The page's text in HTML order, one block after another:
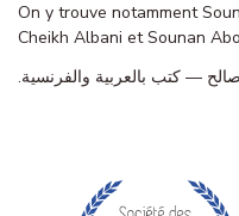
On y trouve notamment
Cheikh Albani et Sounan
— كتب بالعربية والفرنسية.